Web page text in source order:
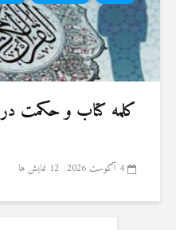
کلمه کتاب و حکمت
4 آگوست 2026 12 نمایش ها